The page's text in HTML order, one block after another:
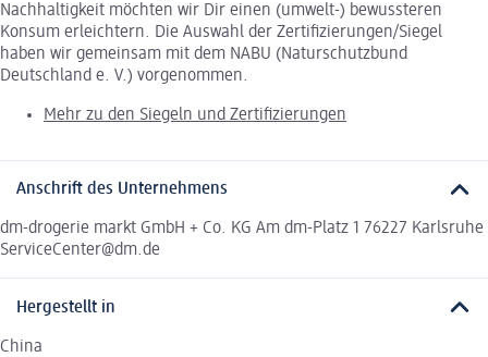
Nachhaltigkeit möchten wir Dir einen (umwelt-) bewussteren
Konsum erleichtern. Die Auswahl der Zertifizierungen/Siegel
haben wir gemeinsam mit dem NABU (Naturschutzbund
Deutschland e. V.) vorgenommen.
Mehr zu den Siegeln und Zertifizierungen
Anschrift des Unternehmens
dm-drogerie markt GmbH + Co. KG Am dm-Platz 1 76227 Karlsruhe
ServiceCenter@dm.de
Hergestellt in
China